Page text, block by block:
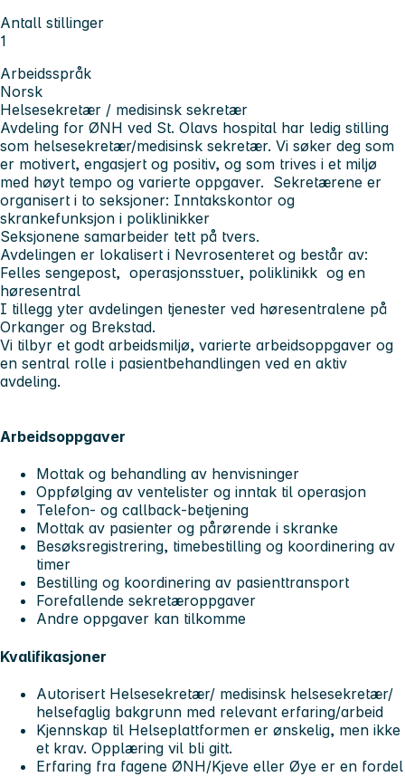
Antall stillinger
1
Arbeidsspråk
Norsk
Helsesekretær / medisinsk sekretær
Avdeling for ØNH ved St. Olavs hospital har ledig stilling
som helsesekretær/medisinsk sekretær. Vi søker deg som
er motivert, engasjert og positiv, og som trives i et miljø
med høyt tempo og varierte oppgaver. Sekretærene er
organisert i to seksjoner: Inntakskontor og
skrankefunksjon i poliklinikker
Seksjonene samarbeider tett på tvers.
Avdelingen er lokalisert i Nevrosenteret og består av:
Felles sengepost, operasjonsstuer, poliklinikk og en
høresentral
I tillegg yter avdelingen tjenester ved høresentralene på
Orkanger og Brekstad.
Vi tilbyr et godt arbeidsmiljø, varierte arbeidsoppgaver og
en sentral rolle i pasientbehandlingen ved en aktiv
avdeling.
Arbeidsoppgaver
Mottak og behandling av henvisninger
Oppfølging av ventelister og inntak til operasjon
Telefon- og callback‑betjening
Mottak av pasienter og pårørende i skranke
Besøksregistrering, timebestilling og koordinering av
timer
Bestilling og koordinering av pasienttransport
Forefallende sekretæroppgaver
Andre oppgaver kan tilkomme
Kvalifikasjoner
Autorisert Helsesekretær/ medisinsk helsesekretær/
helsefaglig bakgrunn med relevant erfaring/arbeid
Kjennskap til Helseplattformen er ønskelig, men ikke
et krav. Opplæring vil bli gitt.
Erfaring fra fagene ØNH/Kjeve eller Øye er en fordel